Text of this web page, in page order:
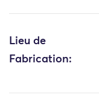
Lieu de
Fabrication: